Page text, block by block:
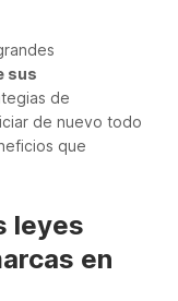
sus
de
de nuevo todo
que
leyes
en